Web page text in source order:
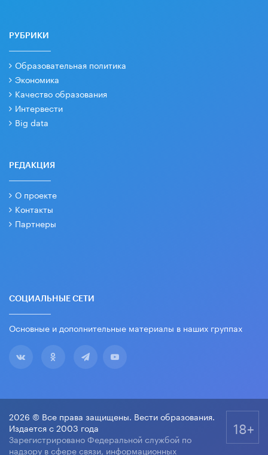
РУБРИКИ
Образовательная политика
Экономика
Качество образования
Интервести
Big data
РЕДАКЦИЯ
О проекте
Контакты
Партнеры
СОЦИАЛЬНЫЕ СЕТИ
Основные и дополнительные материалы в наших группах
2026 © Все права защищены. Вести образования.
Издается с 2003 года
Зарегистрировано Федеральной службой по
надзору в сфере связи, информационных
18+